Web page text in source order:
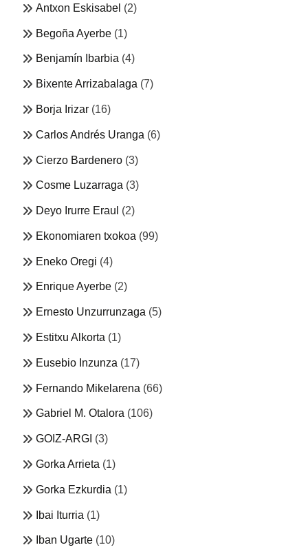
Antxon Eskisabel (2)
Begoña Ayerbe (1)
Benjamín Ibarbia (4)
Bixente Arrizabalaga (7)
Borja Irizar (16)
Carlos Andrés Uranga (6)
Cierzo Bardenero (3)
Cosme Luzarraga (3)
Deyo Irurre Eraul (2)
Ekonomiaren txokoa (99)
Eneko Oregi (4)
Enrique Ayerbe (2)
Ernesto Unzurrunzaga (5)
Estitxu Alkorta (1)
Eusebio Inzunza (17)
Fernando Mikelarena (66)
Gabriel M. Otalora (106)
GOIZ-ARGI (3)
Gorka Arrieta (1)
Gorka Ezkurdia (1)
Ibai Iturria (1)
Iban Ugarte (10)